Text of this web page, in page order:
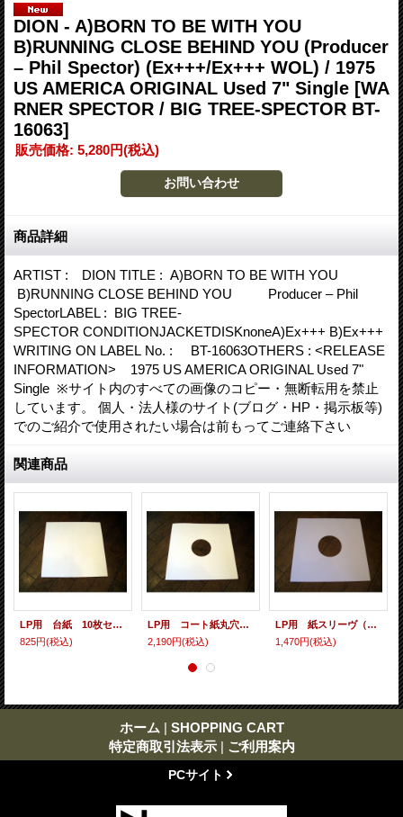
DION - A)BORN TO BE WITH YOU
B)RUNNING CLOSE BEHIND YOU (Producer
– Phil Spector) (Ex+++/Ex+++ WOL) / 1975
US AMERICA ORIGINAL Used 7" Single [WA
RNER SPECTOR / BIG TREE-SPECTOR BT-
16063]
販売価格: 5,280円(税込)
商品詳細
ARTIST : DION TITLE : A)BORN TO BE WITH YOU
B)RUNNING CLOSE BEHIND YOU Producer – Phil
SpectorLABEL : BIG TREE-
SPECTOR CONDITIONJACKETDISKnoneA)Ex+++ B)Ex+++
WRITING ON LABEL No. : BT-16063OTHERS : <RELEASE
INFORMATION> 1975 US AMERICA ORIGINAL Used 7"
Single ※サイト内のすべての画像のコピー・無断転用を禁止
しています。 個人・法人様のサイト(ブログ・HP・掲示板等)
でのご紹介で使用されたい場合は前もってご連絡下さい
関連商品
LP用 台紙 10枚セット
825円(税込)
LP用 コート紙丸穴ジャケ 10枚セット
2,190円(税込)
LP用 紙スリーヴ（レギュラー 四角の角） 10枚セット
1,470円(税込)
ホーム | SHOPPING CART
特定商取引法表示 | ご利用案内
PCサイト